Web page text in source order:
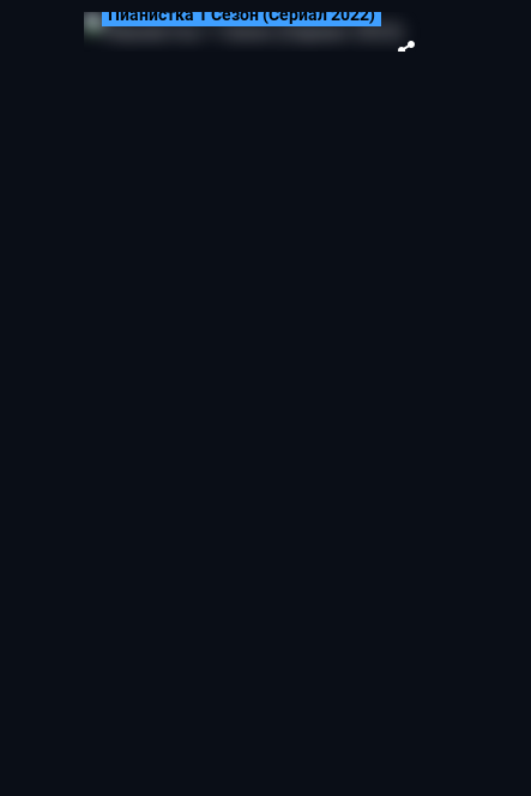
Пианистка 1 Сезон (Сериал 2022)